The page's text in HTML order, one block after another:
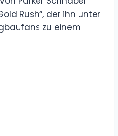
Rush“, der ihn unter
zu einem